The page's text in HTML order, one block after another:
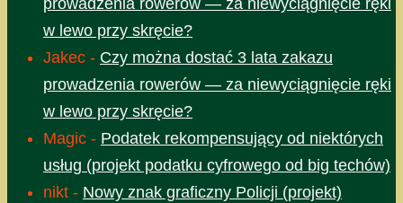
prowadzenia rowerów — za niewyciągnięcie ręki
w lewo przy skręcie?
Jakec - Czy można dostać 3 lata zakazu
prowadzenia rowerów — za niewyciągnięcie ręki
w lewo przy skręcie?
Magic - Podatek rekompensujący od niektórych
usług (projekt podatku cyfrowego od big techów)
nikt - Nowy znak graficzny Policji (projekt)